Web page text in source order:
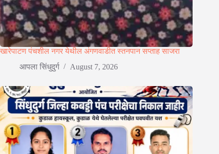
खारेपाटण पंचशील नगर येथील अंगणवाडीत स्तनपान सप्ताह साजरा
आपला सिंधुदुर्ग
August 7, 2026